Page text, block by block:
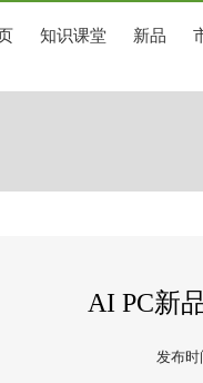
知识课堂 新品
AI PC新
发布时